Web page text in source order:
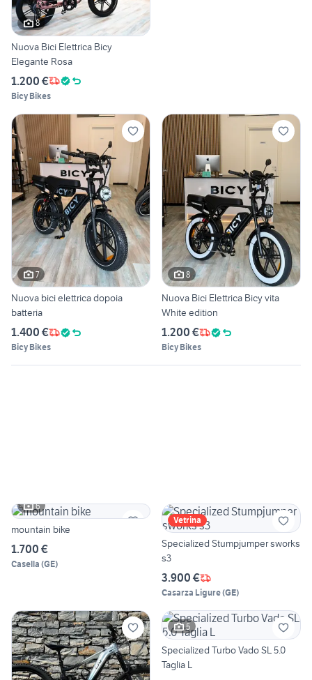
8
Nuova Bici Elettrica Bicy
Elegante Rosa
1.200 €
Bicy Bikes
7
Nuova bici elettrica dopoia
batteria
1.400 €
Bicy Bikes
8
Nuova Bici Elettrica Bicy vita
White edition
1.200 €
Bicy Bikes
6
mountain bike
1.700 €
Casella (GE)
Vetrina
Specialized Stumpjumper sworks
s3
3.900 €
Casarza Ligure(GE)
5
Specialized Turbo Vado SL 5.0
Taglia L